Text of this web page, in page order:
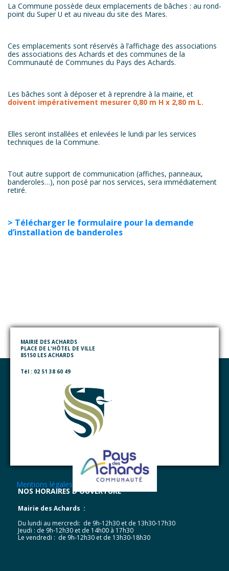
La Commune possède deux emplacements de bâches : au rond-
point du Super U et au niveau du site des Mares.
Ces emplacements sont réservés à l’affichage des associations
des associations des Achards et des communes de la
Communauté de Communes du Pays des Achards.
Les bâches sont à déposer et à reprendre à la mairie, et
doivent impérativement mesurer 0,80 m H x 2,80 m L.
Elles seront installées et enlevées le lundi par les services
techniques de la Commune.
Tout autre support de communication (affiches, panneaux,
banderoles…), non posé par nos services, sera immédiatement
retiré.
> Télécharger le formulaire pour la demande
d’installation de banderoles
MAIRIE DES ACHARDS
PLACE DE L'HÔTEL DE VILLE
85150 LES ACHARDS
Tél : 02 51 38 60 49
Mentions légales
NOS HORAIRES D'OUVERTURE
Mairie des Achards :
Du lundi au mercredi: de 9h-12h30 et de 13h30-17h30
Jeudi : de 9h-12h30 et de 14h00 à 17h30
Le vendredi : de 9h-12h30 et de 13h30-18h30